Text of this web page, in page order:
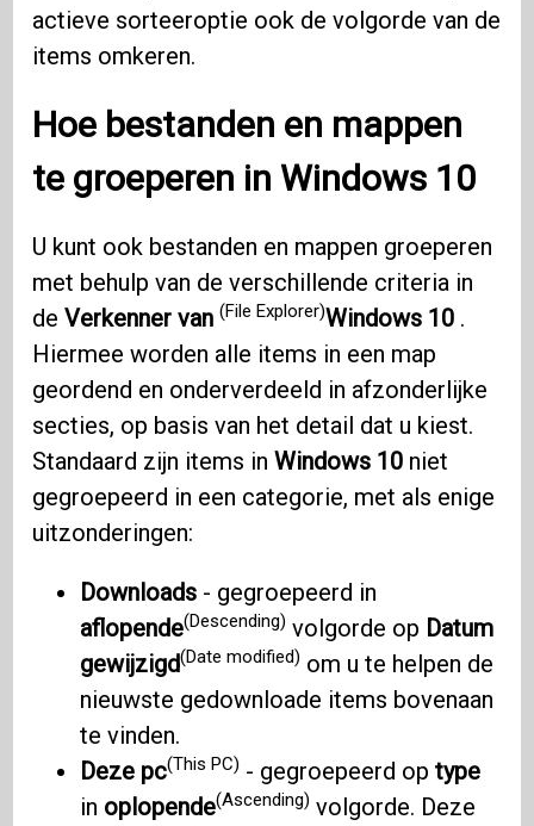
actieve sorteeroptie ook de volgorde van de
items omkeren.
Hoe bestanden en mappen
te groeperen inWindows 10
U kunt ook bestanden en mappen groeperen
met behulp van de verschillende criteria in
deVerkenner van(File Explorer)Windows 10 .
Hiermee worden alle items in een map
geordend en onderverdeeld in afzonderlijke
secties, op basis van het detail dat u kiest.
Standaard zijn items inWindows 10 niet
gegroepeerd in een categorie, met als enige
uitzonderingen:
Downloads - gegroepeerd in
aflopende(Descending) volgorde op Datum
gewijzigd(Date modified) om u te helpen de
nieuwste gedownloade items bovenaan
te vinden.
Deze pc(This PC) - gegroepeerd optype
in oplopende(Ascending) volgorde. Deze